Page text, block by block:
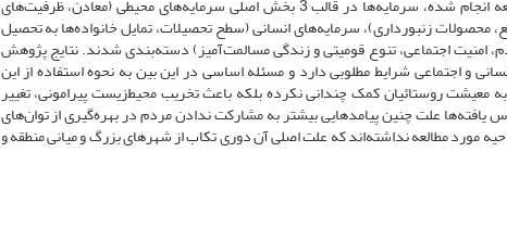
طرح تحقیق آمیخته اکتشافی صورت پذیرفته است. بر اساس مطالعه انجام شده، سرمایه‌ها در قالب 3 بخش اصلی سرمایه‌های محیطی (معادن، ظرفیت‌های
محصولات زنبورداری)، سرمایه‌های انسانی (سطح تحصیلات، تمایل خانواده‌ها به تحصیل
امنیت اجتماعی، تنوع قومیتی و زندگی مسالمت‌آمیز) دسته‌بندی شدند. نتایج پژوهش
و اجتماعی شرایط مطلوبی دارد و مسئله اساسی در این بین به نحوه استفاده از این
معیشت روستائیان کمک چندانی نکرده بلکه باعث تخریب محیط‌زیست پیرامونی، تغییر
علت چنین پیامدهایی بیشتر به مشارکت ندادن مردم در بهره‌گیری از توان‌های
مورد مطالعه نداشته‌اند که علت اصلی آن دوری تکاب از شهرهای بزرگ و میانی منطقه و